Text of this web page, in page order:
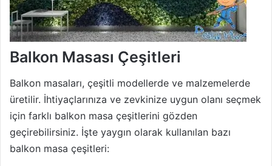
Balkon Masası Çeşitleri
Balkon masaları, çeşitli modellerde ve malzemelerde
üretilir. İhtiyaçlarınıza ve zevkinize uygun olanı seçmek
için farklı balkon masa çeşitlerini gözden
geçirebilirsiniz. İşte yaygın olarak kullanılan bazı
balkon masa çeşitleri: